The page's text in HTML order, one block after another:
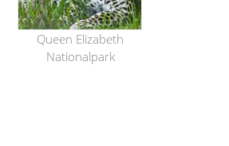
Queen Elizabeth
Nationalpark